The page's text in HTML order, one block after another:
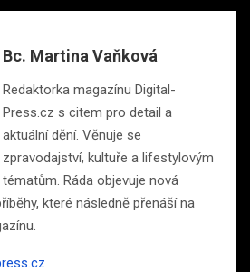
Bc. Martina Vaňková
Redaktorka magazínu Digital-
Press.cz s citem pro detail a
aktuální dění. Věnuje se
zpravodajství, kultuře a lifestylovým
tématům. Ráda objevuje nová
které následně přenáší na